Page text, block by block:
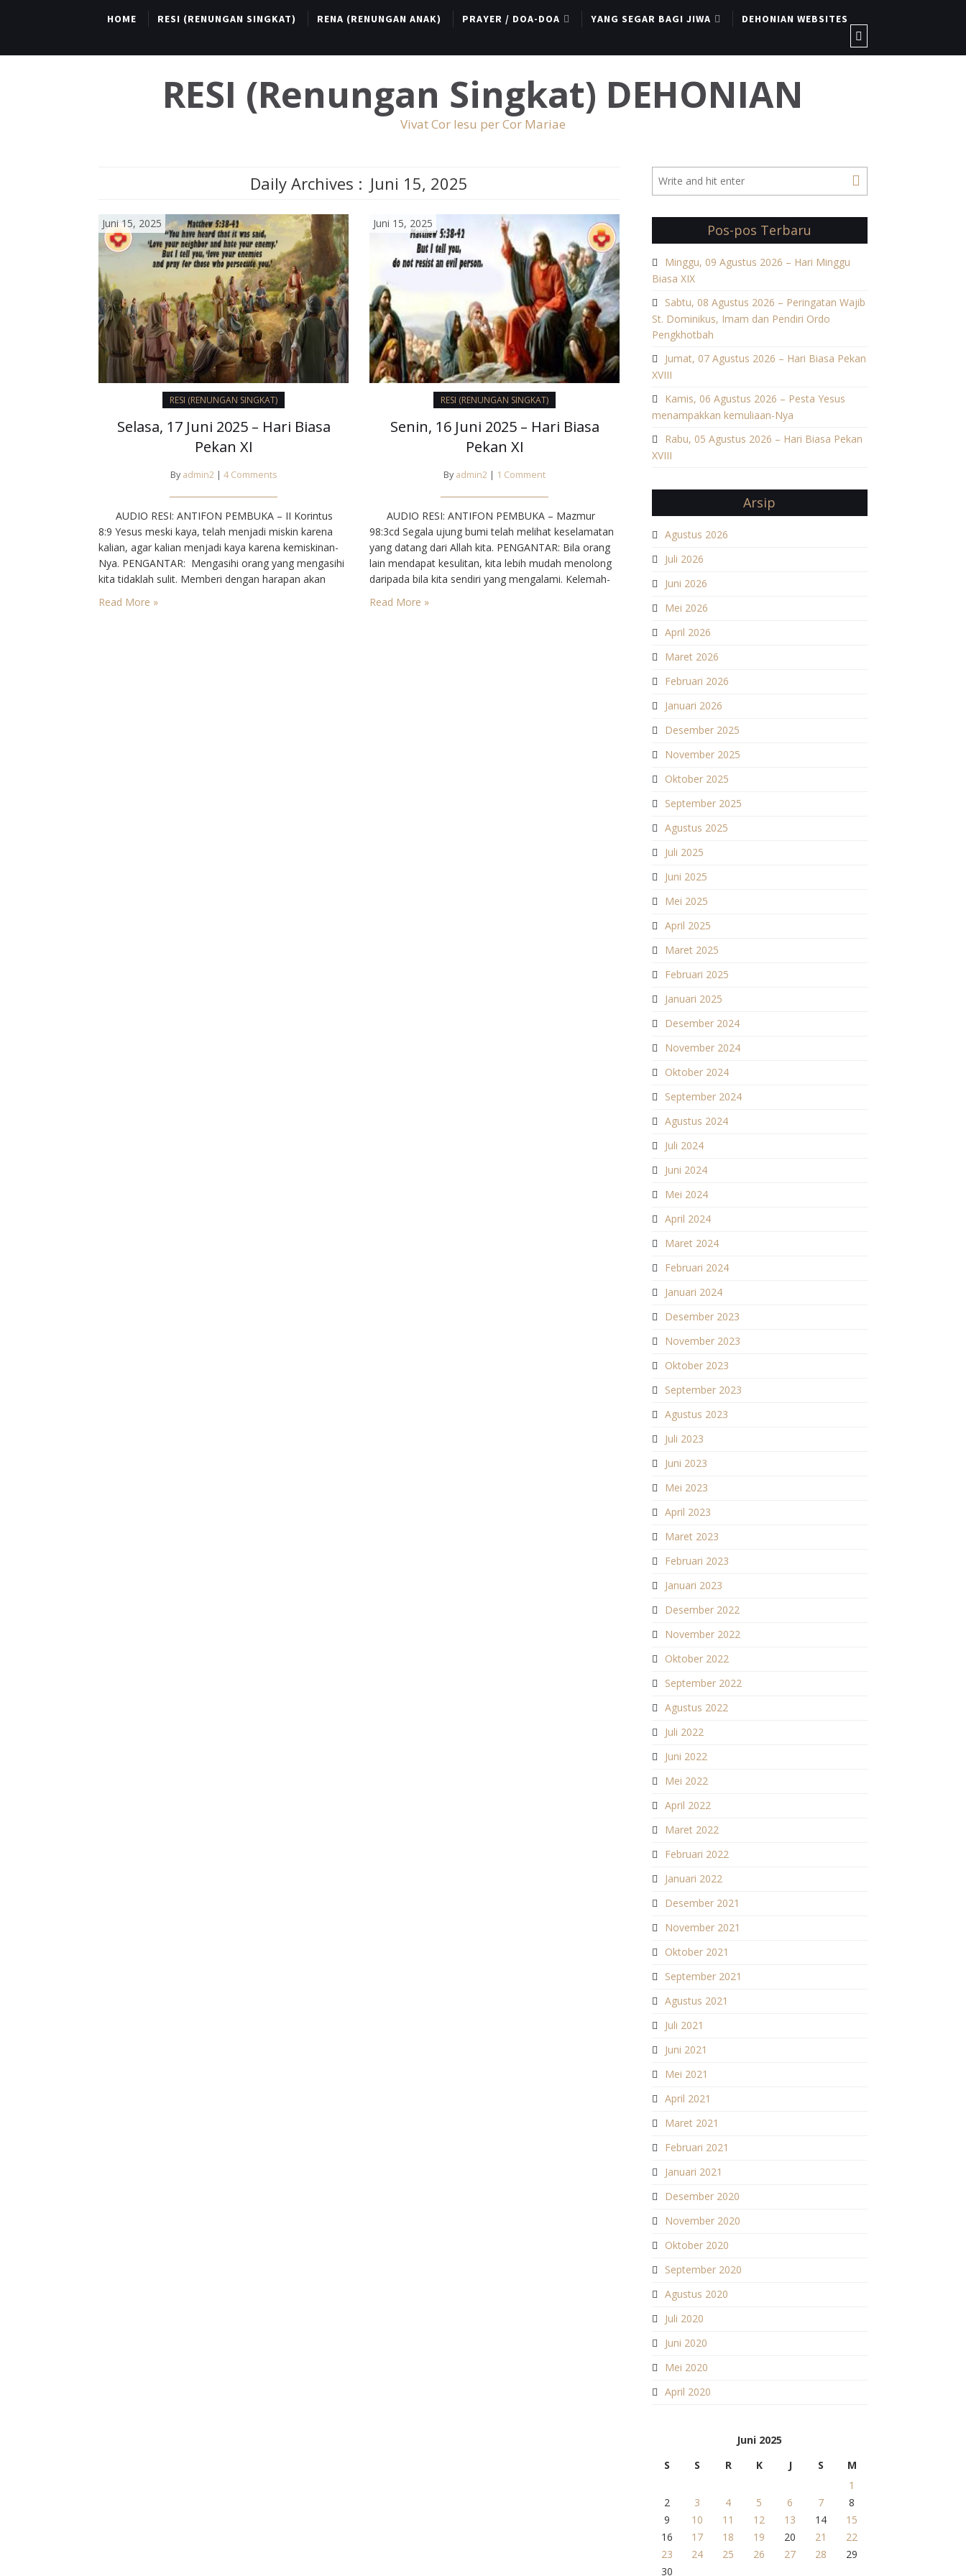
HOME RESI (RENUNGAN SINGKAT) RENA (RENUNGAN ANAK) PRAYER / DOA-DOA YANG SEGAR BAGI JIWA DEHONIAN WEBSITES
RESI (Renungan Singkat) DEHONIAN
Vivat Cor Iesu per Cor Mariae
Daily Archives : Juni 15, 2025
Juni 15, 2025
RESI (RENUNGAN SINGKAT)
Selasa, 17 Juni 2025 – Hari Biasa
Pekan XI
By admin2 | 4 Comments
AUDIO RESI: ANTIFON PEMBUKA – II Korintus
8:9 Yesus meski kaya, telah menjadi miskin karena
kalian, agar kalian menjadi kaya karena kemiskinan-
Nya. PENGANTAR: Mengasihi orang yang mengasihi
kita tidaklah sulit. Memberi dengan harapan akan
menerima kembali belumlah cukup. Baik Paulus
maupun Injil mengacu ke arah lain. Kita harus
Read More »
Juni 15, 2025
RESI (RENUNGAN SINGKAT)
Senin, 16 Juni 2025 – Hari Biasa
Pekan XI
By admin2 | 1 Comment
AUDIO RESI: ANTIFON PEMBUKA – Mazmur
98:3cd Segala ujung bumi telah melihat keselamatan
yang datang dari Allah kita. PENGANTAR: Bila orang
lain mendapat kesulitan, kita lebih mudah menolong
daripada bila kita sendiri yang mengalami. Kelemah-
lembutan injili bukanlah tugas yang mudah. Dengan
kejujurannya, Paulus melaksanakan: kesabaran,
Read More »
Pos-pos Terbaru
Minggu, 09 Agustus 2026 – Hari Minggu
Biasa XIX
Sabtu, 08 Agustus 2026 – Peringatan Wajib
St. Dominikus, Imam dan Pendiri Ordo
Pengkhotbah
Jumat, 07 Agustus 2026 – Hari Biasa Pekan
XVIII
Kamis, 06 Agustus 2026 – Pesta Yesus
menampakkan kemuliaan-Nya
Rabu, 05 Agustus 2026 – Hari Biasa Pekan
XVIII
Arsip
Agustus 2026
Juli 2026
Juni 2026
Mei 2026
April 2026
Maret 2026
Februari 2026
Januari 2026
Desember 2025
November 2025
Oktober 2025
September 2025
Agustus 2025
Juli 2025
Juni 2025
Mei 2025
April 2025
Maret 2025
Februari 2025
Januari 2025
Desember 2024
November 2024
Oktober 2024
September 2024
Agustus 2024
Juli 2024
Juni 2024
Mei 2024
April 2024
Maret 2024
Februari 2024
Januari 2024
Desember 2023
November 2023
Oktober 2023
September 2023
Agustus 2023
Juli 2023
Juni 2023
Mei 2023
April 2023
Maret 2023
Februari 2023
Januari 2023
Desember 2022
November 2022
Oktober 2022
September 2022
Agustus 2022
Juli 2022
Juni 2022
Mei 2022
April 2022
Maret 2022
Februari 2022
Januari 2022
Desember 2021
November 2021
Oktober 2021
September 2021
Agustus 2021
Juli 2021
Juni 2021
Mei 2021
April 2021
Maret 2021
Februari 2021
Januari 2021
Desember 2020
November 2020
Oktober 2020
September 2020
Agustus 2020
Juli 2020
Juni 2020
Mei 2020
April 2020
Juni 2025
S
S R K J S
M
1
2
3 4 5 6 7
8
9
10 11 12 13 14
15
16
17 18 19 20 21
22
23
24 25 26 27 28
29
30